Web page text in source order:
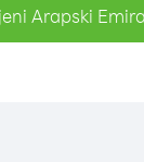
Arapski